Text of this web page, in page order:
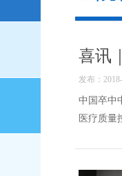
喜讯
发布：
中国卒中
医疗质量